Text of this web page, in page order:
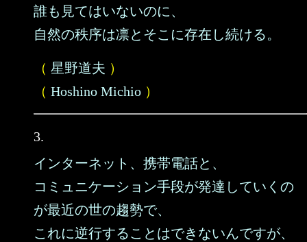
誰も見てはいないのに、
自然の秩序は凛とそこに存在し続ける。
（ 星野道夫 ）
（ Hoshino Michio ）
3.
インターネット、携帯電話と、
コミュニケーション手段が発達していくの
が最近の世の趨勢で、
これに逆行することはできないんですが、